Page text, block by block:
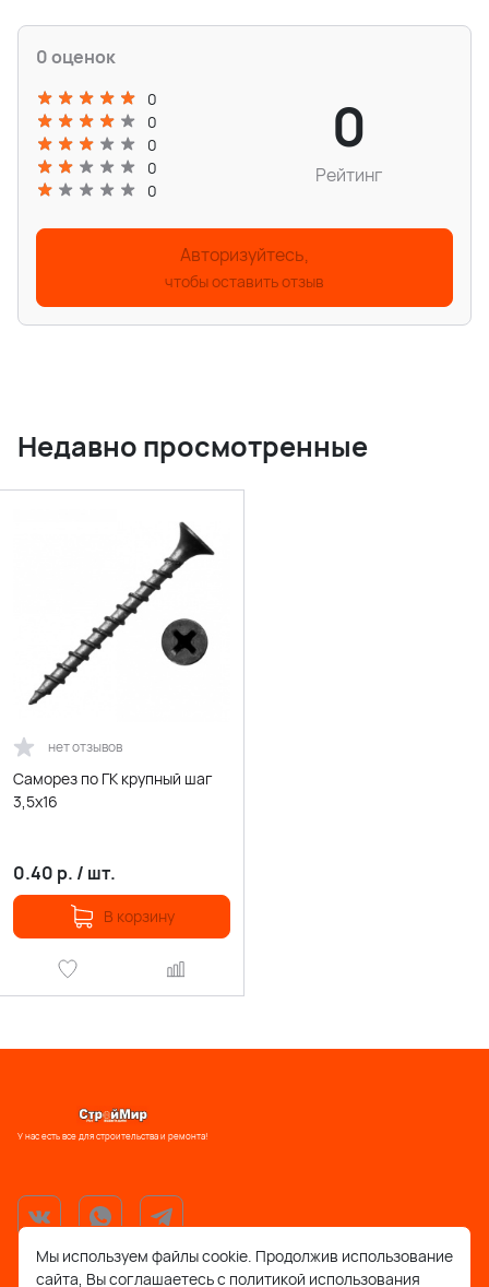
0 оценок
0
0
0
0
0
0
Рейтинг
Авторизуйтесь,
чтобы оставить отзыв
Недавно просмотренные
нет отзывов
Саморез по ГК крупный шаг
3,5х16
0.40 р. / шт.
В корзину
У нас есть все для строительства и ремонта!
Мы используем файлы cookie. Продолжив использование
сайта, Вы соглашаетесь с политикой использования